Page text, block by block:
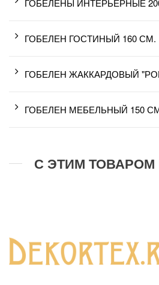
ГОБЕЛЕНЫ ИНТЕРЬЕРНЫЕ
ГОБЕЛЕН ГОСТИНЫЙ 160 СМ.
ГОБЕЛЕН ЖАККАРДОВЫЙ
ГОБЕЛЕН МЕБЕЛЬНЫЙ 150
С ЭТИМ